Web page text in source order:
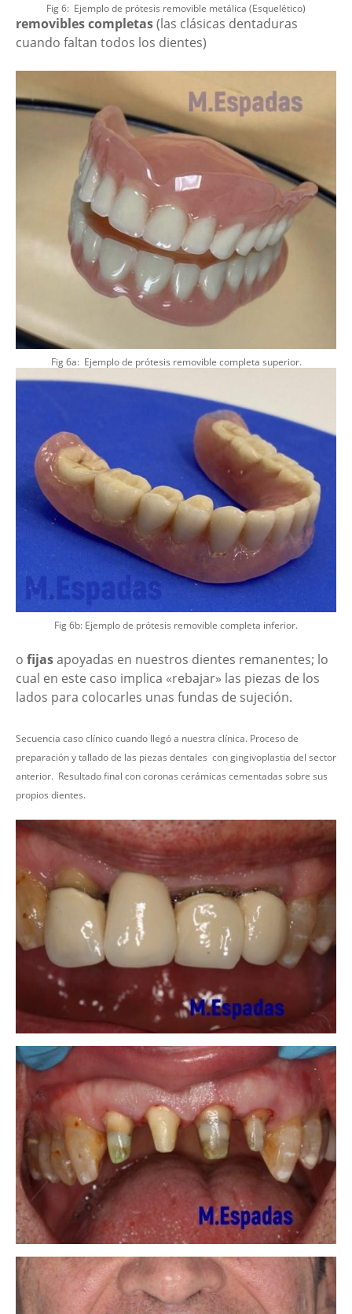
Fig 6: Ejemplo de prótesis removible metálica (Esquelético)
removibles completas(las clásicas dentaduras
cuando faltan todos los dientes)
Fig 6a: Ejemplo de prótesis removible completa superior.
Fig 6b: Ejemplo de prótesis removible completa inferior.
o fijasapoyadas en nuestros dientes remanentes; lo
cual en este caso implica «rebajar» las piezas de los
lados para colocarles unas fundas de sujeción.
Secuencia caso clínico cuando llegó a nuestra clínica. Proceso de
preparación y tallado de las piezas dentales con gingivoplastia del sector
anterior. Resultado final con coronas cerámicas cementadas sobre sus
propios dientes.